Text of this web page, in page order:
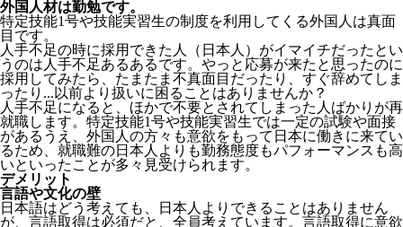
外国人材は勤勉です。
特定技能1号や技能実習生の制度を利用してくる外国人は真面
目 です。
人手不足の時に採用できた人（日本人）がイマイチだったとい
うのは人手不足あるあるです。やっと応募が来たと思ったのに
採用してみたら、たまたま不真面目だったり、すぐ辞めてしま
ったり...以前より扱いに困ることはありませんか？
人手不足になると、ほかで不要とされてしまった人ばかりが再
就職します。特定技能1号や技能実習生では一定の試験や面接
があるうえ、外国人の方々も意欲をもって日本に働きに来てい
るため、就職難の日本人よりも勤務態度もパフォーマンスも高
いといったことが多々見受けられます。
デメリット
言語や文化の壁
日本語はどう考えても、日本人よりできることはありません
が、言語取得は必須だと、全員考えています。言語取得に意欲